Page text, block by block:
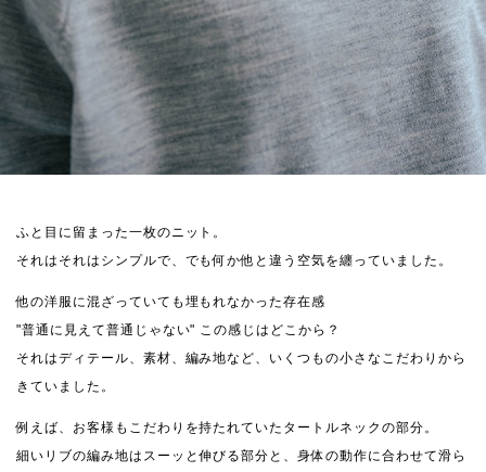
ふと目に留まった一枚のニット。
それはそれはシンプルで、でも何か他と違う空気を纏っていました。
他の洋服に混ざっていても埋もれなかった存在感
"普通に見えて普通じゃない" この感じはどこから？
それはディテール、素材、編み地など、いくつもの小さなこだわりから
きていました。
例えば、お客様もこだわりを持たれていたタートルネックの部分。
細いリブの編み地はスーッと伸びる部分と、身体の動作に合わせて滑ら